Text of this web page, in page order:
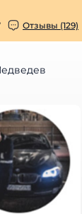
Отзывы (129)